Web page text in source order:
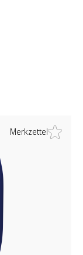
Merkzettel